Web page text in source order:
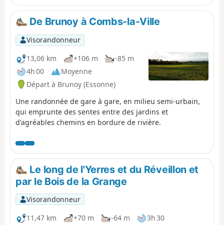
De Brunoy à Combs-la-Ville
Visorandonneur
13,06 km
+106 m
-85 m
4h 00
Moyenne
Départ à Brunoy (Essonne)
Une randonnée de gare à gare, en milieu semi-urbain,
qui emprunte des sentes entre des jardins et
d'agréables chemins en bordure de rivière.
Le long de l'Yerres et du Réveillon et
par le Bois de la Grange
Visorandonneur
11,47 km
+70 m -64 m
3h 30